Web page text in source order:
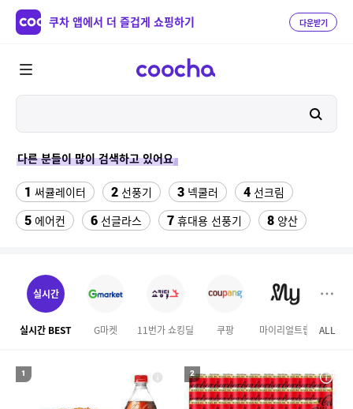
쿠차 앱에서 더 즐겁게 쇼핑하기 다운받기
다른 분들이 많이 검색하고 있어요
1 써큘레이터 2 선풍기 3 넥쿨러 4 선크림
5 에어컨 6 선글라스 7 휴대용 선풍기 8 양산
11 수향미쌀10kg특등급
13 위닉스 dn3e170 lwk
15 차량햇빛가리개 16 풍기인견바지
버거킹
ALL
실시간
실시간 BEST G마켓 11번가 쇼킹딜 쿠팡 마이리얼트립
1 2